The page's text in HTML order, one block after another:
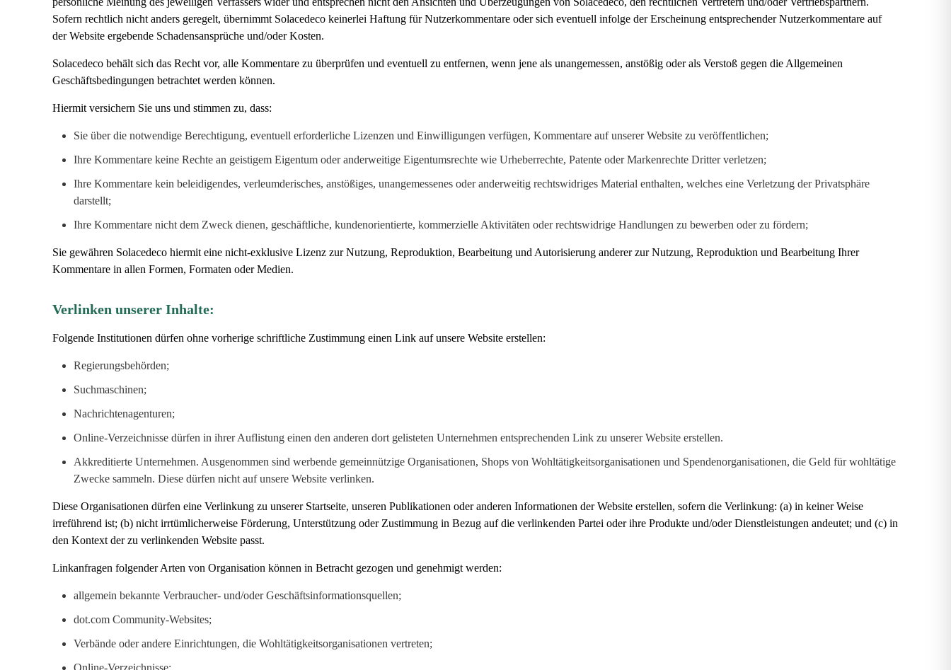
Sofern rechtlich nicht anders geregelt, übernimmt Solacedeco keinerlei Haftung für Nutzerkommentare oder sich eventuell infolge der Erscheinung entsprechender Nutzerkommentare auf
der Website ergebende Schadensansprüche und/oder Kosten.
Solacedeco behält sich das Recht vor, alle Kommentare zu überprüfen und eventuell zu entfernen, wenn jene als unangemessen, anstößig oder als Verstoß gegen die Allgemeinen
Geschäftsbedingungen betrachtet werden können.
Hiermit versichern Sie uns und stimmen zu, dass:
Sie über die notwendige Berechtigung, eventuell erforderliche Lizenzen und Einwilligungen verfügen, Kommentare auf unserer Website zu veröffentlichen;
Ihre Kommentare keine Rechte an geistigem Eigentum oder anderweitige Eigentumsrechte wie Urheberrechte, Patente oder Markenrechte Dritter verletzen;
Ihre Kommentare kein beleidigendes, verleumderisches, anstößiges, unangemessenes oder anderweitig rechtswidriges Material enthalten, welches eine Verletzung der Privatsphäre
darstellt;
Ihre Kommentare nicht dem Zweck dienen, geschäftliche, kundenorientierte, kommerzielle Aktivitäten oder rechtswidrige Handlungen zu bewerben oder zu fördern;
Sie gewähren Solacedeco hiermit eine nicht-exklusive Lizenz zur Nutzung, Reproduktion, Bearbeitung und Autorisierung anderer zur Nutzung, Reproduktion und Bearbeitung Ihrer
Kommentare in allen Formen, Formaten oder Medien.
Verlinken unserer Inhalte:
Folgende Institutionen dürfen ohne vorherige schriftliche Zustimmung einen Link auf unsere Website erstellen:
Regierungsbehörden;
Suchmaschinen;
Nachrichtenagenturen;
Online-Verzeichnisse dürfen in ihrer Auflistung einen den anderen dort gelisteten Unternehmen entsprechenden Link zu unserer Website erstellen.
Akkreditierte Unternehmen. Ausgenommen sind werbende gemeinnützige Organisationen, Shops von Wohltätigkeitsorganisationen und Spendenorganisationen, die Geld für wohltätige
Zwecke sammeln. Diese dürfen nicht auf unsere Website verlinken.
Diese Organisationen dürfen eine Verlinkung zu unserer Startseite, unseren Publikationen oder anderen Informationen der Website erstellen, sofern die Verlinkung: (a) in keiner Weise
irreführend ist; (b) nicht irrtümlicherweise Förderung, Unterstützung oder Zustimmung in Bezug auf die verlinkenden Partei oder ihre Produkte und/oder Dienstleistungen andeutet; und (c) in
den Kontext der zu verlinkenden Website passt.
Linkanfragen folgender Arten von Organisation können in Betracht gezogen und genehmigt werden:
allgemein bekannte Verbraucher- und/oder Geschäftsinformationsquellen;
dot.com Community-Websites;
Verbände oder andere Einrichtungen, die Wohltätigkeitsorganisationen vertreten;
Online-Verzeichnisse;